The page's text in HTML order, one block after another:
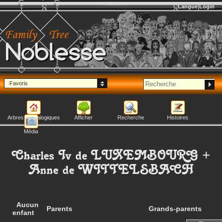
Noblesse
Langue Login
Favoris
Arbres généalogiques Afficher Recherche Histoires
Média
Charles Iv de LUXEMBOURG +
Anne de WITTELSBACH
Aucun
enfant
Parents Grands-parents